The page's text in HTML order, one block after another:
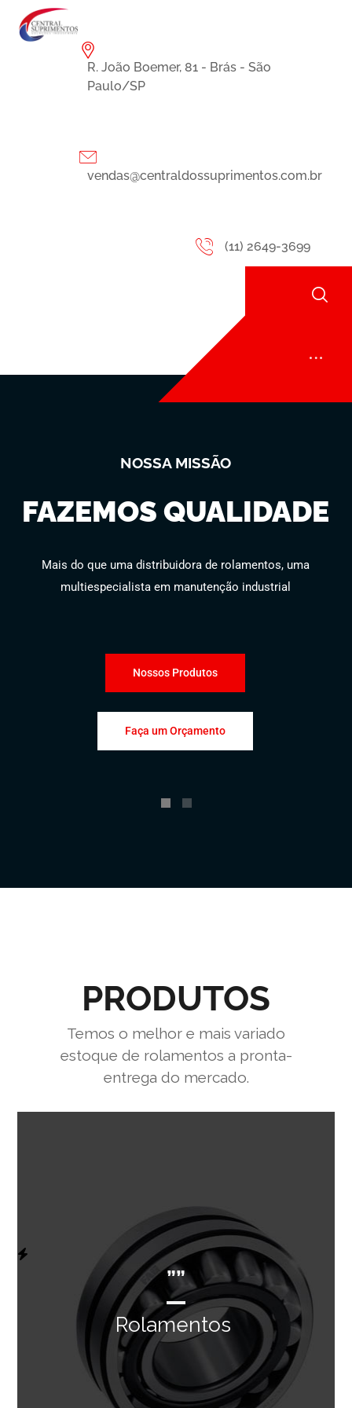
R. João Boemer, 81 - Brás - São
Paulo/SP
vendas@centraldossuprimentos.com.br
(11) 2649-3699
FAZEMOS QUALIDADE
NOSSA MISSÃO
Mais do que uma distribuidora de rolamentos, uma
multiespecialista em manutenção industrial
Nossos Produtos
Faça um Orçamento
PRODUTOS
Temos o melhor e mais variado
estoque de rolamentos a pronta-
entrega do mercado.
””
Rolamentos